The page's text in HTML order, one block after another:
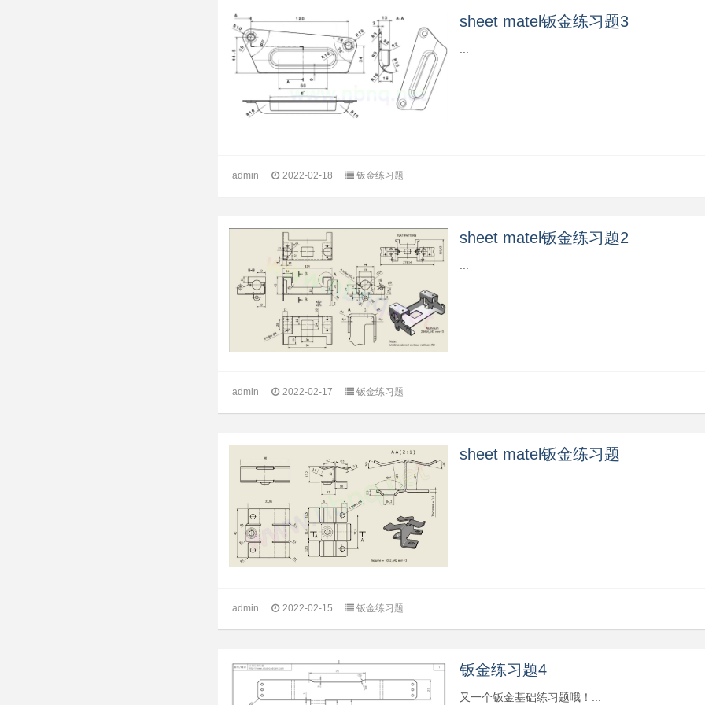
sheet matel钣金练习题3
admin 2022-02-18 钣金练习题
sheet matel钣金练习题2
admin 2022-02-17 钣金练习题
sheet matel钣金练习题
admin 2022-02-15 钣金练习题
钣金练习题4
又一个钣金基础练习题哦！...